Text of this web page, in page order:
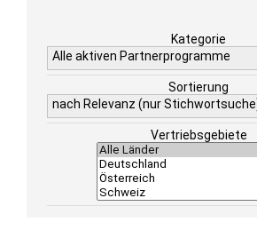
Kategorie
Alle aktiven Partnerprogramme
Sortierung
nach Relevanz (nur
Vertriebsgebiete